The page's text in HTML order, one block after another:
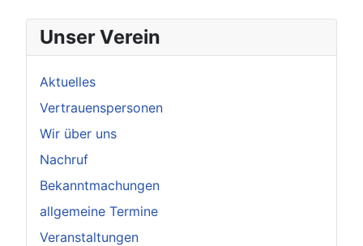
Unser Verein
Aktuelles
Vertrauenspersonen
Wir über uns
Nachruf
Bekanntmachungen
allgemeine Termine
Veranstaltungen